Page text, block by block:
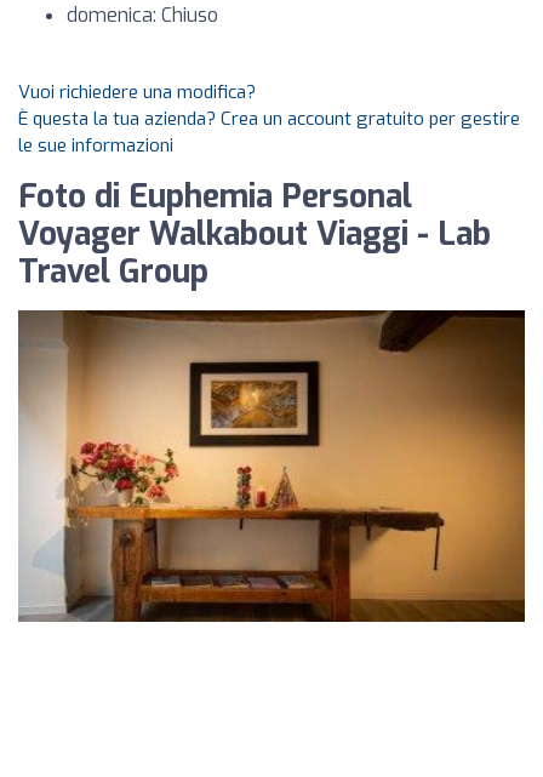
domenica: Chiuso
Vuoi richiedere una modifica?
È questa la tua azienda? Crea un account gratuito per gestire
le sue informazioni
Foto di Euphemia Personal
Voyager Walkabout Viaggi - Lab
Travel Group